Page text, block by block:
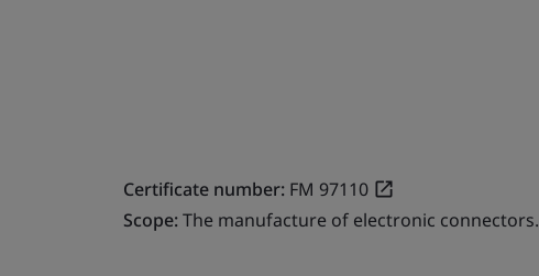
Certificate number: FM 97110
Scope:The manufacture of electronic connectors.